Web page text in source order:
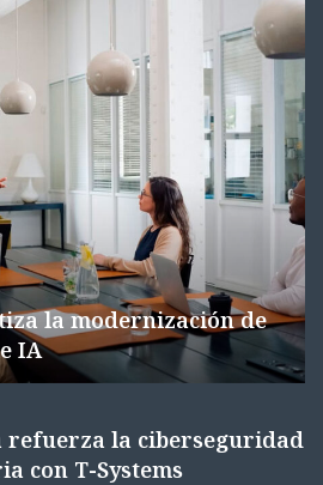
la modernización de
IA
refuerza la ciberseguridad
con T-Systems